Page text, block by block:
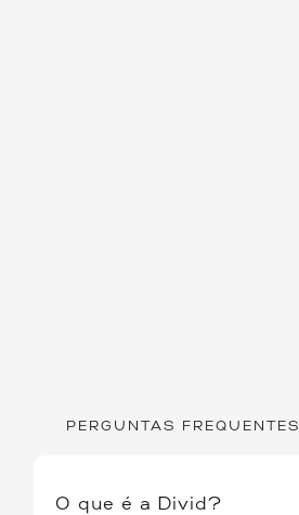
PERGUNTAS FREQUENTES
O que é a Divid?